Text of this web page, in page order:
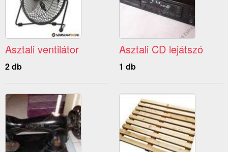
Asztali ventilátor
2 db
Asztali CD lejátszó
1 db